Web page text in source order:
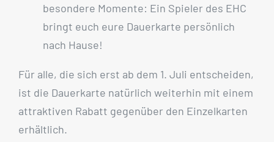
besondere Momente: Ein Spieler des EHC
bringt euch eure Dauerkarte persönlich
nach Hause!
Für alle, die sich erst ab dem 1. Juli entscheiden,
ist die Dauerkarte natürlich weiterhin mit einem
attraktiven Rabatt gegenüber den Einzelkarten
erhältlich.